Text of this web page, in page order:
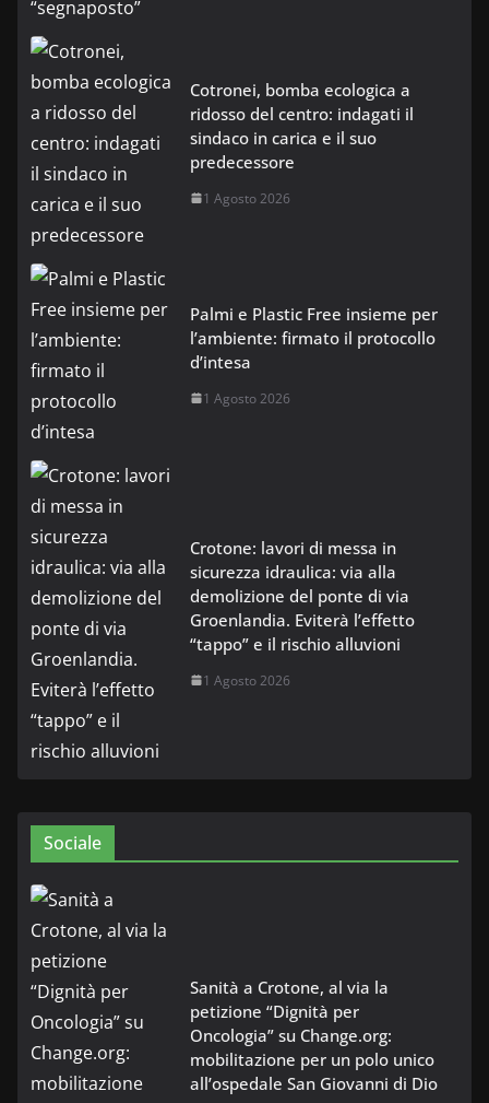
Cotronei, bomba ecologica a
ridosso del centro: indagati il
sindaco in carica e il suo
predecessore
1 Agosto 2026
Palmi e Plastic Free insieme per
l’ambiente: firmato il protocollo
d’intesa
1 Agosto 2026
Crotone: lavori di messa in
sicurezza idraulica: via alla
demolizione del ponte di via
Groenlandia. Eviterà l’effetto
“tappo” e il rischio alluvioni
1 Agosto 2026
Sociale
Sanità a Crotone, al via la
petizione “Dignità per
Oncologia” su Change.org:
mobilitazione per un polo unico
all’ospedale San Giovanni di Dio